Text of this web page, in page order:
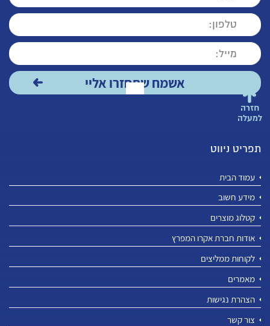
חזרה
למעלה
תפריט ניווט
עמוד הבית
מידע חשוב
קטלוג מוצרים
אודות חברת אקרו המפרץ
לקוחות ממליצים
מאמרים
הצהרת נגישות
צור קשר